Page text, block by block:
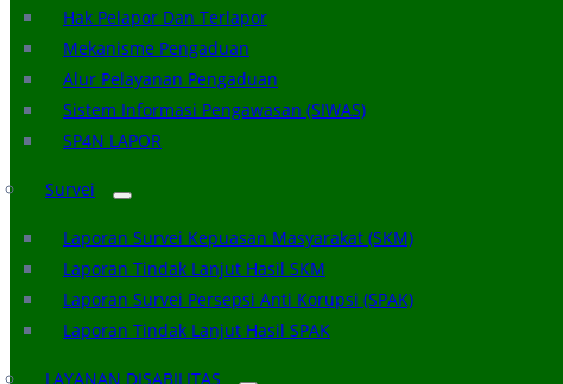
Hak Pelapor Dan Terlapor
Mekanisme Pengaduan
Alur Pelayanan Pengaduan
Sistem Informasi Pengawasan (SIWAS)
SP4N LAPOR
Survei
Laporan Survei Kepuasan Masyarakat (SKM)
Laporan Tindak Lanjut Hasil SKM
Laporan Survei Persepsi Anti Korupsi (SPAK)
Laporan Tindak Lanjut Hasil SPAK
LAYANAN DISABILITAS